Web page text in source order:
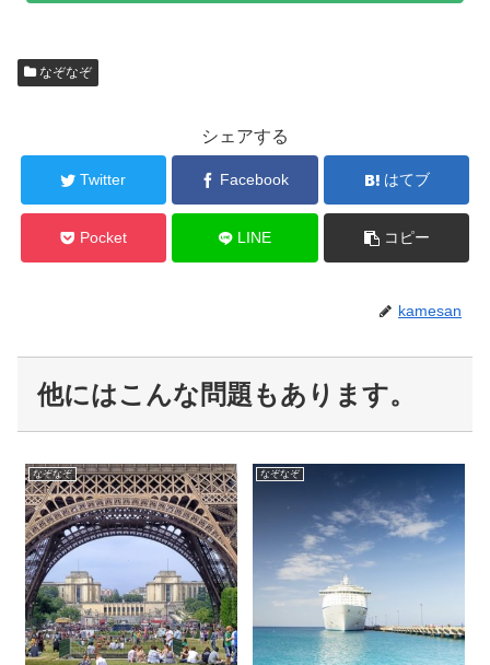
なぞなぞ
シェアする
Twitter Facebook はてブ
Pocket LINE コピー
kamesan
他にはこんな問題もあります。
なぞなぞ なぞなぞ